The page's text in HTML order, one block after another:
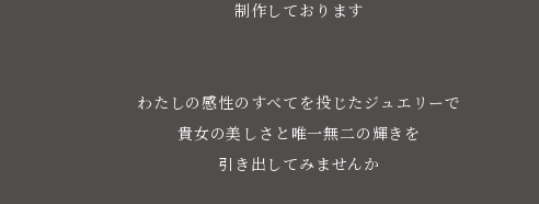
制作しております
わたしの感性のすべてを投じたジュエリーで
貴女の美しさと唯一無二の輝きを
引き出してみませんか